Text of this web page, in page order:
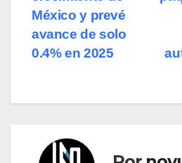
de
entradas
México y prevé
avance de solo
0.4% en 2025